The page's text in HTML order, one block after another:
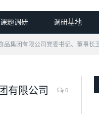
课题调研 调研基地
集团有限公司党委书记、董事长
有限公司
0